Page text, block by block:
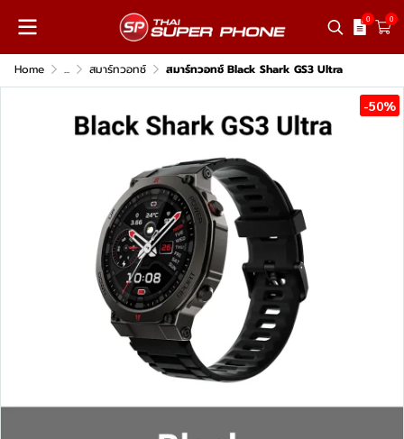
0 0
Home ... สมาร์ทวอทช์ สมาร์ทวอทช์ Black Shark GS3 Ultra
-50%